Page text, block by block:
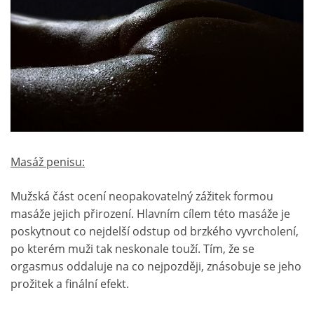
Masáž penisu:
Mužská část ocení neopakovatelný zážitek formou
masáže jejich přirození. Hlavním cílem této masáže je
poskytnout co nejdelší odstup od brzkého vyvrcholení,
po kterém muži tak neskonale touží. Tím, že se
orgasmus oddaluje na co nejpozději, znásobuje se jeho
prožitek a finální efekt.